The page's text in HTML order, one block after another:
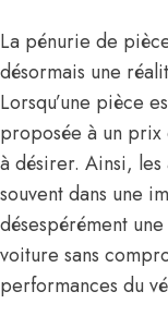
La pénurie de
désormais une
Lorsqu’une pièce
proposée à un prix
à désirer. Ainsi,
souvent dans une
désespérément
voiture sans
performances du